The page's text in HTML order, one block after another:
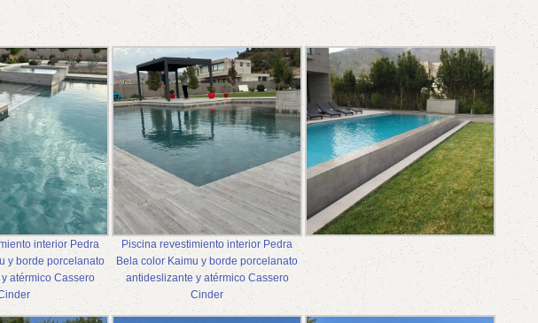
interior Pedra
y borde porcelanato
atérmico Cassero
Piscina revestimiento interior Pedra
Bela color Kaimu y borde porcelanato
antideslizante y atérmico Cassero
Cinder